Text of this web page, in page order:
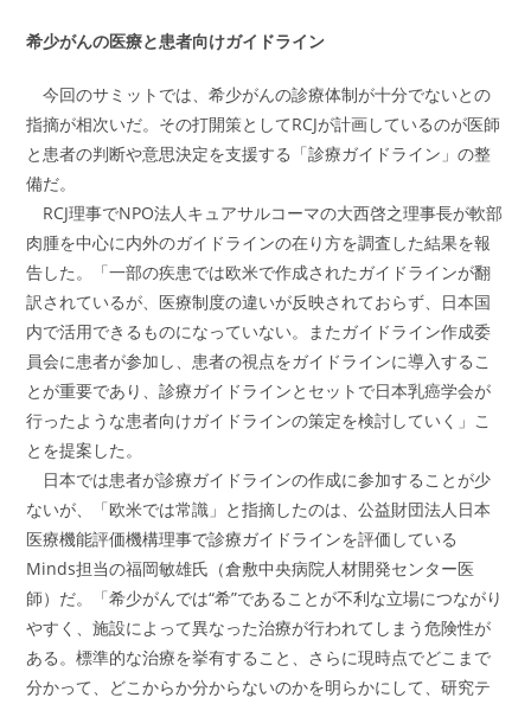
希少がんの医療と患者向けガイドライン
今回のサミットでは、希少がんの診療体制が十分でないとの
指摘が相次いだ。その打開策としてRCJが計画しているのが医師
と患者の判断や意思決定を支援する「診療ガイドライン」の整
備だ。
RCJ理事でNPO法人キュアサルコーマの大西啓之理事長が軟部
肉腫を中心に内外のガイドラインの在り方を調査した結果を報
告した。「一部の疾患では欧米で作成されたガイドラインが翻
訳されているが、医療制度の違いが反映されておらず、日本国
内で活用できるものになっていない。またガイドライン作成委
員会に患者が参加し、患者の視点をガイドラインに導入するこ
とが重要であり、診療ガイドラインとセットで日本乳癌学会が
行ったような患者向けガイドラインの策定を検討していく」こ
とを提案した。
日本では患者が診療ガイドラインの作成に参加することが少
ないが、「欧米では常識」と指摘したのは、公益財団法人日本
医療機能評価機構理事で診療ガイドラインを評価している
Minds担当の福岡敏雄氏（倉敷中央病院人材開発センター医
師）だ。「希少がんでは“希”であることが不利な立場につながり
やすく、施設によって異なった治療が行われてしまう危険性が
ある。標準的な治療を挙有すること、さらに現時点でどこまで
分かって、どこからか分からないのかを明らかにして、研究テ